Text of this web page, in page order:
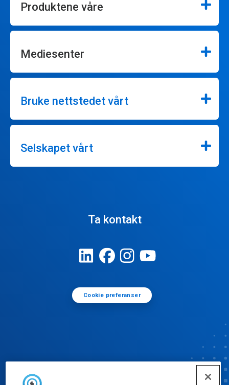
Produktene våre
Mediesenter
Bruke nettstedet vårt
Selskapet vårt
Ta kontakt
Cookie preferanser